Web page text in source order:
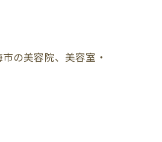
の美容院、美容室・